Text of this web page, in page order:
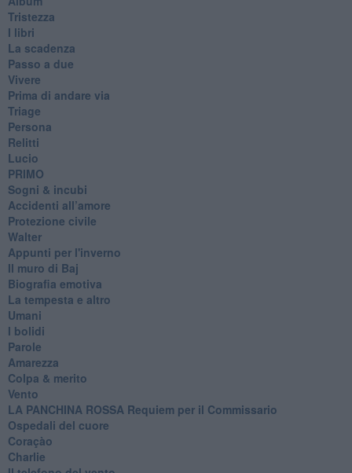
Tristezza
I libri
La scadenza
Passo a due
Vivere
Prima di andare via
Triage
Persona
Relitti
Lucio
PRIMO
Sogni & incubi
Accidenti all’amore
Protezione civile
Walter
Appunti per l'inverno
Il muro di Baj
Biografia emotiva
La tempesta e altro
Umani
I bolidi
Parole
Amarezza
Colpa & merito
Vento
​LA PANCHINA ROSSA Requiem per il Commissario
Ospedali del cuore
Coraçào
Charlie